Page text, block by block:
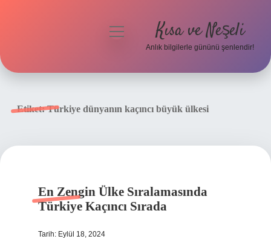
menüyü
Kısa ve Neşeli
Anlık bilgilerle gününü şenlendir!
Etiket:Türkiye dünyanın kaçıncı büyük ülkesi
En Zengin Ülke Sıralamasında
Türkiye Kaçıncı Sırada
Tarih: Eylül 18, 2024